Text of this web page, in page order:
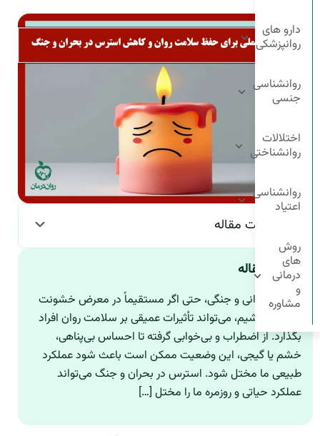
دارو های
روانپزشکی
روانشناسی
جنسی
اختلالات
روانشناختی
روانشناسی
اعتیاد
روش
های
درمانی
و
مشاوره
فهرست مقاله
چکیده مقاله
شرایط بحرانی و جنگی، حتی اگر مستقیماً در معرض خشونت
فیزیکی نباشیم، می‌تواند تأثیرات عمیقی بر سلامت روان افراد
بگذارد. از اضطراب و بی‌خوابی گرفته تا احساس بی‌پناهی،
خشم یا گیجی، این وضعیت ممکن است باعث شود عملکرد
طبیعی ما مختل شود. استرس در بحران و جنگ می‌تواند
عملکرد حیاتی و روزمره ما را مختل […]